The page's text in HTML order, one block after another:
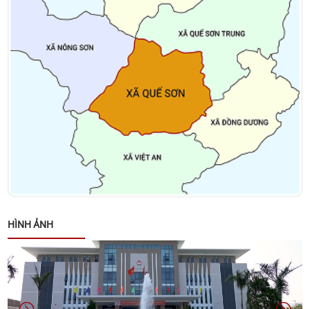
nhân dịp tết Nguyên đán Bính Ngọ năm 2026
Thông báo về việc niêm yết danh sách cử tri bầu cử
đại biểu Quốc hội khóa XVI và bầu cử đại biểu Hội
đồng nhân dân các cấp nhiệm kỳ 2026 – 2031
Kết luận của đồng chí Võ Đình Trung - Chủ tịch
UBND xã tại cuộc họp giao ban lãnh đạo UBND xã
ngày 26/01/2026
Quyết định về việc phê duyệt Kế hoạch lựa chọn nhà
Quế Sơn
Danh sách các đơn vị bầu cử đại biểu Hội đồng
nhân dân xã Quế Sơn nhiệm kỳ 2026 – 2031
HÌNH ẢNH